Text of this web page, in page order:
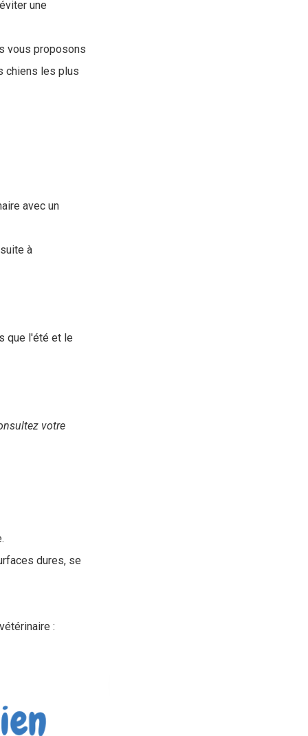
une
vous proposons
chiens les plus
avec un
à
que l'été et le
votre
dures, se
: